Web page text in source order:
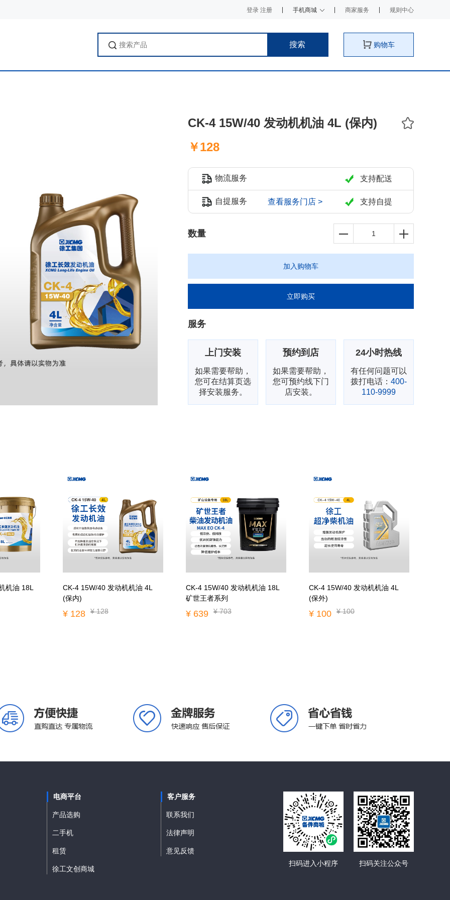
登录 注册 手机商城 商家服务 规则中心
搜索 购物车
CK-4 15W/40 发动机机油 4L (保内)
￥128
物流服务 支持配送
自提服务 查看服务门店 > 支持自提
数量
加入购物车
立即购买
服务
上门安装
如果需要帮助，
您可在结算页选
择安装服务。
预约到店
如果需要帮助，
您可预约线下门
店安装。
24小时热线
有任何问题可以
拨打电话： 400-
110-9999
机油 18L
CK-4 15W/40 发动机机油 4L
(保内)
¥ 128 ¥ 128
CK-4 15W/40 发动机机油 18L
矿世王者系列
¥ 639 ¥ 703
CK-4 15W/40 发动机机油 4L
(保外)
¥ 100 ¥ 100
电商平台
产品选购
二手机
租赁
徐工文创商城
客户服务
联系我们
法律声明
意见反馈
扫码进入小程序
扫码关注公众号